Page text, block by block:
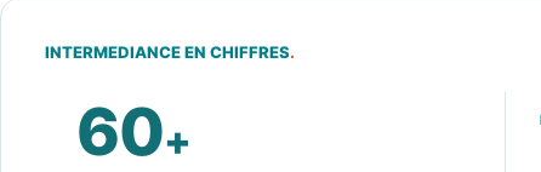
INTERMEDIANCE EN CHIFFRES.
60+